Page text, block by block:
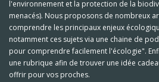
l'environnement et la protection de la
menacés). Nous proposons de nombreux
comprendre les principaux enjeux
notamment ces sujets via une chaine de
pour comprendre facilement l'écologie".
une rubrique afin de trouver une idée
offrir pour vos proches.